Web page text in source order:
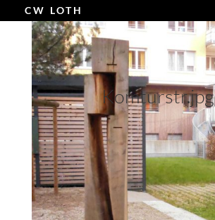
CW LOTH
Komturstr.jpg